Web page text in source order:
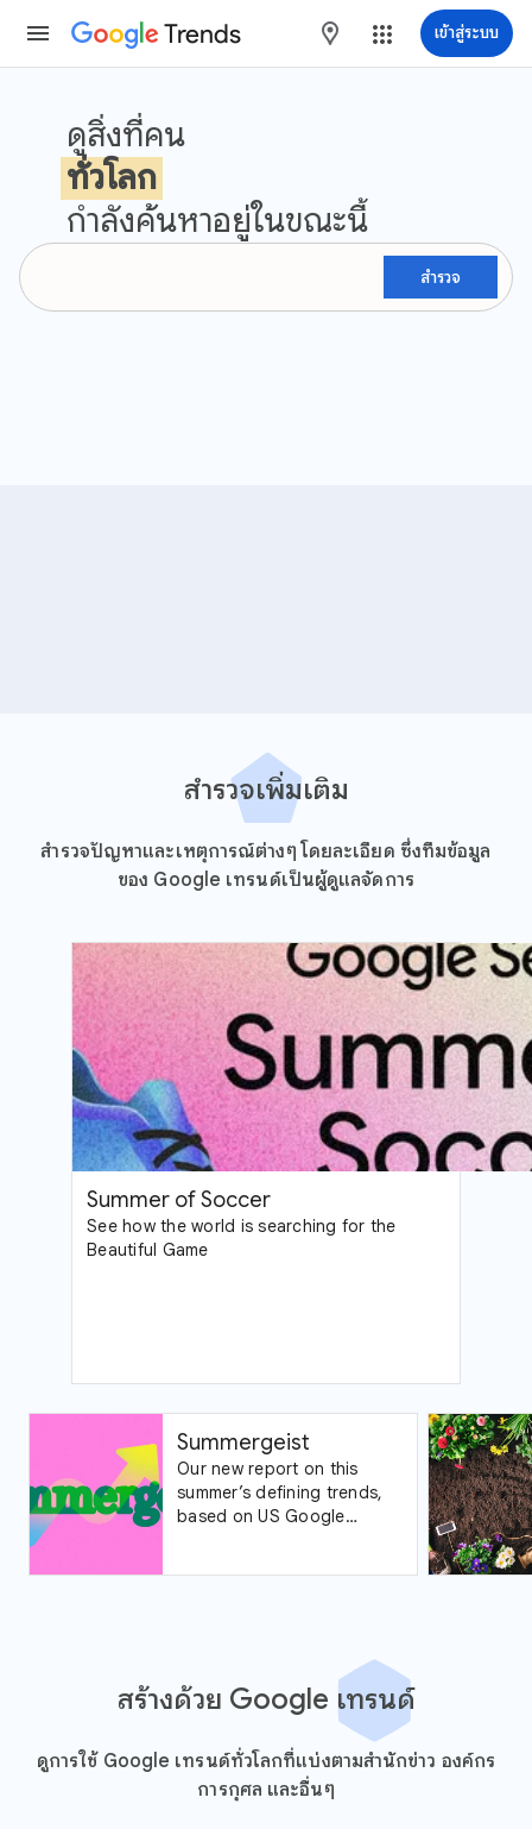
Trends maps เข้าสู่ระบบ
ดูสิ่งที่คน
ทั่วโลก
กำลังค้นหาอยู่ในขณะนี้
สำรวจ
สำรวจเพิ่มเติม
สำรวจปัญหาและเหตุการณ์ต่างๆ โดยละเอียด ซึ่งทีมข้อมูล
ของ Google เทรนด์เป็นผู้ดูแลจัดการ
Summer of Soccer
See how the world is searching for the
Beautiful Game
Summergeist
Our new report on this
summer’s defining trends,
based on US Google
สร้างด้วย Google เทรนด์
ดูการใช้ Google เทรนด์ทั่วโลกที่แบ่งตามสำนักข่าว องค์กร
การกุศล และอื่นๆ